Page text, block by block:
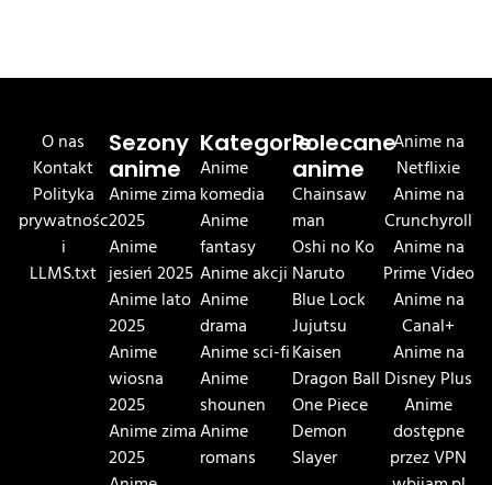
O nas
Kontakt
Polityka
prywatnośc
i
LLMS.txt
Sezony
anime
Anime zima
2025
Anime
jesień 2025
Anime lato
2025
Anime
wiosna
2025
Anime zima
2025
Kategorie
Anime
komedia
Anime
fantasy
Anime akcji
Anime
drama
Anime sci-fi
Anime
shounen
Anime
romans
Polecane
anime
Chainsaw
man
Oshi no Ko
Naruto
Blue Lock
Jujutsu
Kaisen
Dragon Ball
One Piece
Demon
Slayer
Anime na
Netflixie
Anime na
Crunchyroll
Anime na
Prime Video
Anime na
Canal+
Anime na
Disney Plus
Anime
dostępne
przez VPN